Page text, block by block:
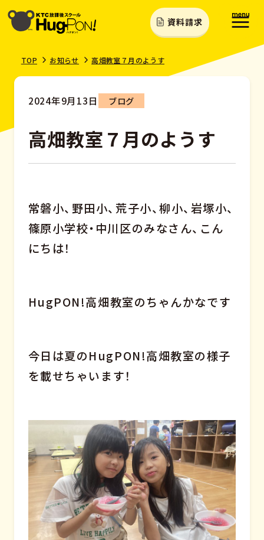
資料請求
TOP お知らせ 高畑教室７月のようす
2024年9月13日 ブログ
高畑教室７月のようす
常磐小、野田小、荒子小、柳小、岩塚小、
篠原小学校・中川区のみなさん、こん
にちは！
HugPON!高畑教室のちゃんかなです
今日は夏のHugPON!高畑教室の様子
を載せちゃいます！